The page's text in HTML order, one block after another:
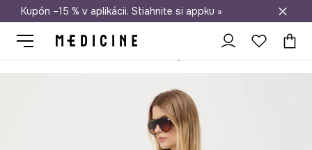
Doprava zadarmo od 50 €
Kupón –15 % v aplikácii. Stiahnite si appku »